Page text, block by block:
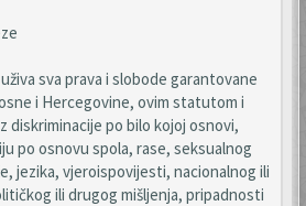
sva prava i slobode garantovane
i Hercegovine, ovim statutom i
diskriminacije po bilo kojoj osnovi,
po osnovu spola, rase, seksualnog
jezika, vjeroispovijesti, nacionalnog ili
ili drugog mišljenja, pripadnosti